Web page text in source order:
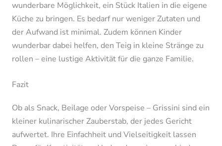
wunderbare Möglichkeit, ein Stück Italien in die eigene
Küche zu bringen. Es bedarf nur weniger Zutaten und
der Aufwand ist minimal. Zudem können Kinder
wunderbar dabei helfen, den Teig in kleine Stränge zu
rollen – eine lustige Aktivität für die ganze Familie.
Fazit
Ob als Snack, Beilage oder Vorspeise – Grissini sind ein
kleiner kulinarischer Zauberstab, der jedes Gericht
aufwertet. Ihre Einfachheit und Vielseitigkeit lassen